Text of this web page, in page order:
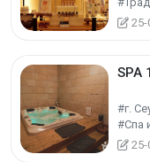
25-
SPA
#г.
25-